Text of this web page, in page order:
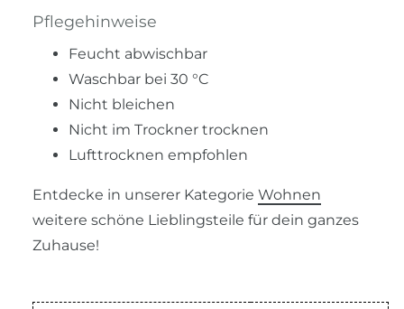
Pflegehinweise
Feucht abwischbar
Waschbar bei 30 °C
Nicht bleichen
Nicht im Trockner trocknen
Lufttrocknen empfohlen
Entdecke in unserer Kategorie Wohnen
weitere schöne Lieblingsteile für dein ganzes
Zuhause!